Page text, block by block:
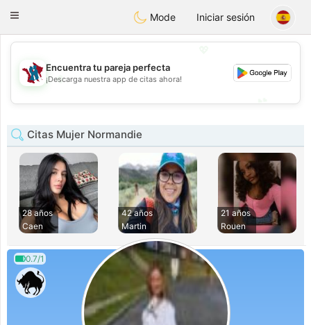
JTaimerais
Toggle
Mode Iniciar sesión
💖
💕
Encuentra tu pareja perfecta
¡Descarga nuestra app de citas ahora!
Citas Mujer Normandie
28 años
Caen
42 años
Martin
21 años
Rouen
0.7/1